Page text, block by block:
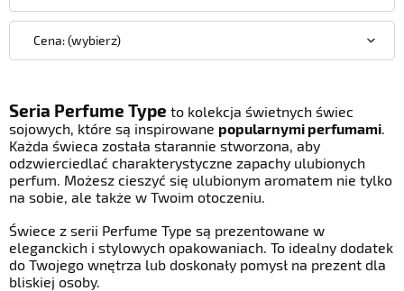
Cena: (wybierz)
Seria Perfume Type to kolekcja świetnych świec
sojowych, które są inspirowane popularnymi perfumami.
Każda świeca została starannie stworzona, aby
odzwierciedlać charakterystyczne zapachy ulubionych
perfum. Możesz cieszyć się ulubionym aromatem nie tylko
na sobie, ale także w Twoim otoczeniu.
Świece z serii Perfume Type są prezentowane w
eleganckich i stylowych opakowaniach. To idealny dodatek
do Twojego wnętrza lub doskonały pomysł na prezent dla
bliskiej osoby.